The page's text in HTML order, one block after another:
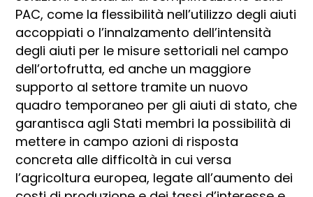
PAC, come la flessibilità nell’utilizzo degli aiuti
accoppiati o l’innalzamento dell’intensità
degli aiuti per le misure settoriali nel campo
dell’ortofrutta, ed anche un maggiore
supporto al settore tramite un nuovo
quadro temporaneo per gli aiuti di stato, che
garantisca agli Stati membri la possibilità di
mettere in campo azioni di risposta
concreta alle difficoltà in cui versa
l’agricoltura europea, legate all’aumento dei